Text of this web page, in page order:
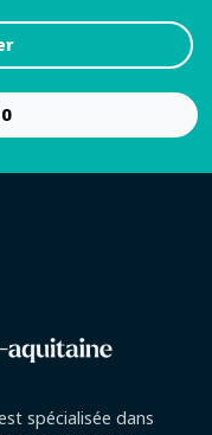
spécialisée dans